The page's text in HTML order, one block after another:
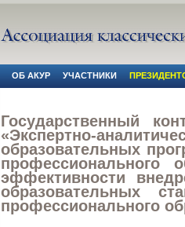
Государственный
«Экспертно-
образовательных
профессионального
эффективности
образовательных
профессионального
ОБ АКУР УЧАСТНИКИ